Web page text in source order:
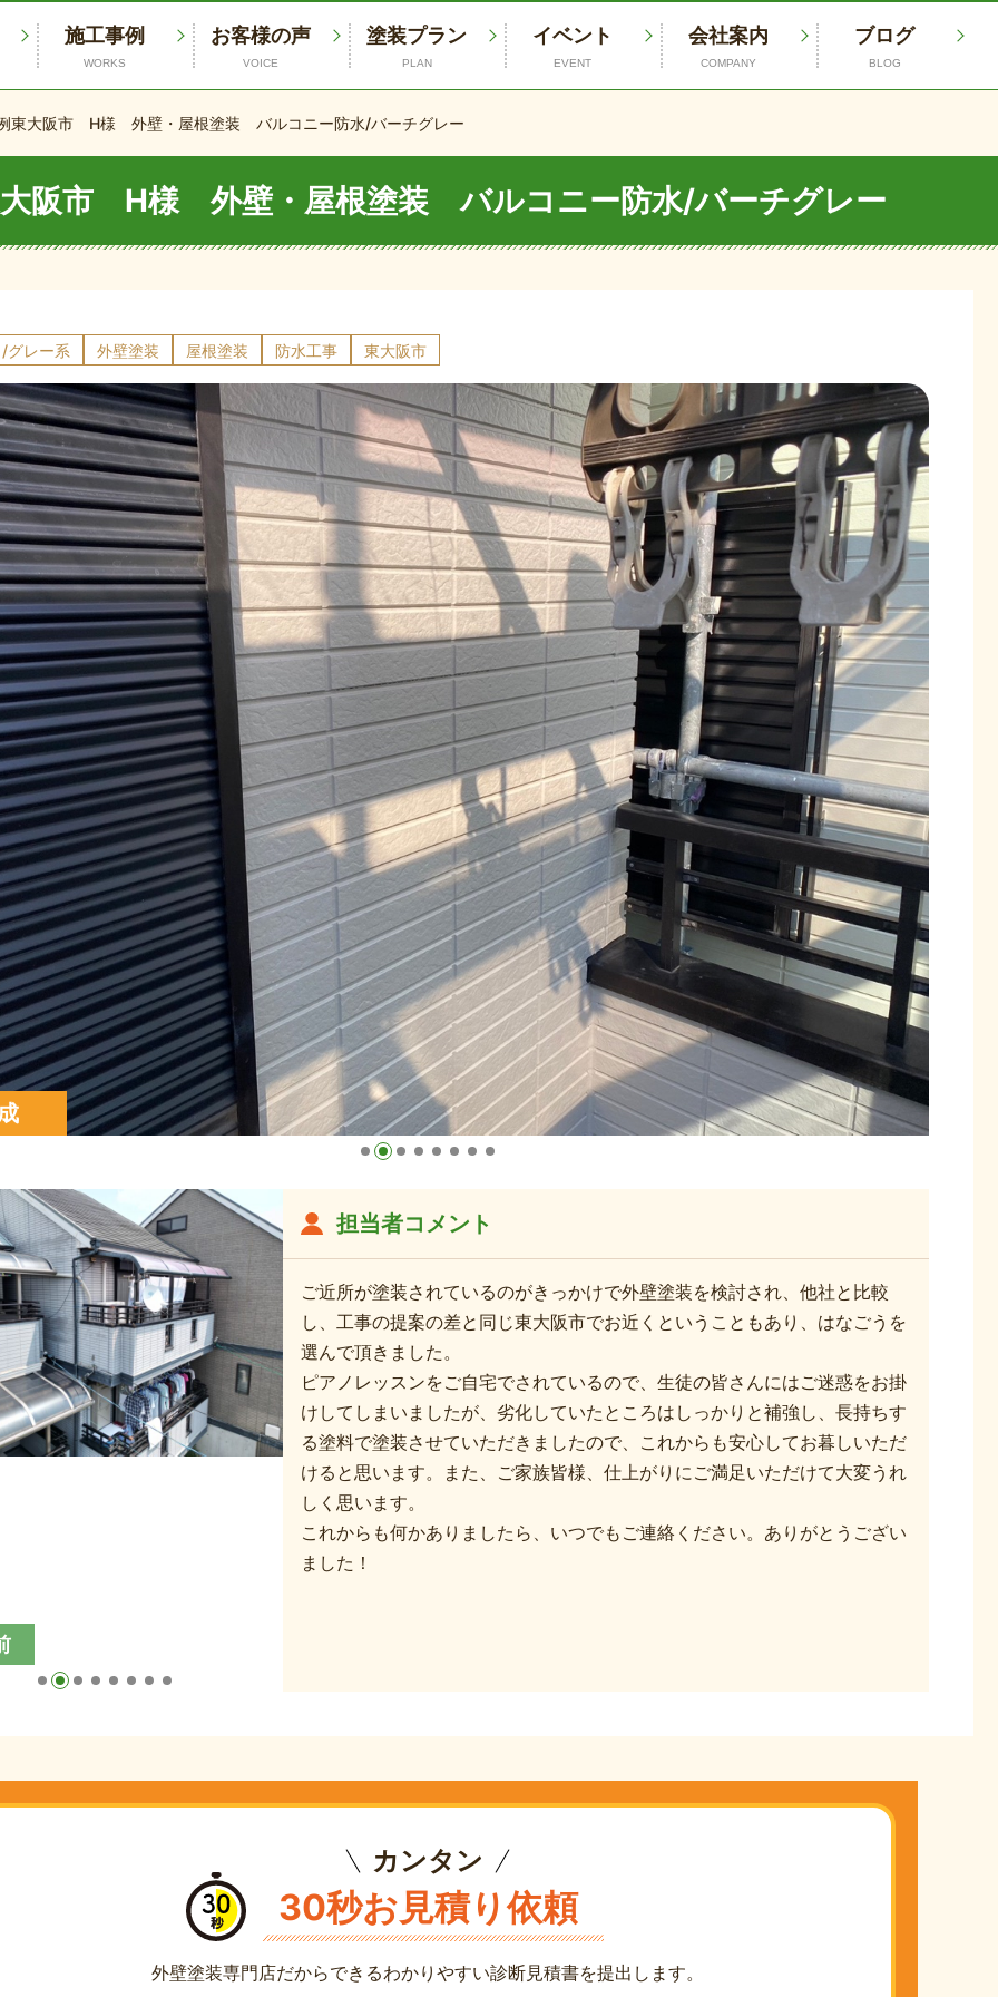
施工事例
WORKS
お客様の声
VOICE
塗装プラン
PLAN
イベント
EVENT
会社案内
COMPANY
ブログ
BLOG
東大阪市 H様 外壁・屋根塗装 バルコニー防水/バーチグレー
阪市 H様 外壁・屋根塗装 バルコニー防水/バーチグレー
グレー系 外壁塗装 屋根塗装 防水工事 東大阪市
担当者コメント
ご近所が塗装されているのがきっかけで外壁塗装を検討され、他社と比較
し、工事の提案の差と同じ東大阪市でお近くということもあり、はなごうを
選んで頂きました。
ピアノレッスンをご自宅でされているので、生徒の皆さんにはご迷惑をお掛
けしてしまいましたが、劣化していたところはしっかりと補強し、長持ちす
る塗料で塗装させていただきましたので、これからも安心してお暮しいただ
けると思います。また、ご家族皆様、仕上がりにご満足いただけて大変うれ
しく思います。
これからも何かありましたら、いつでもご連絡ください。ありがとうござい
ました！
カンタン
30秒お見積り依頼
外壁塗装専門店だからできるわかりやすい診断見積書を提出します。